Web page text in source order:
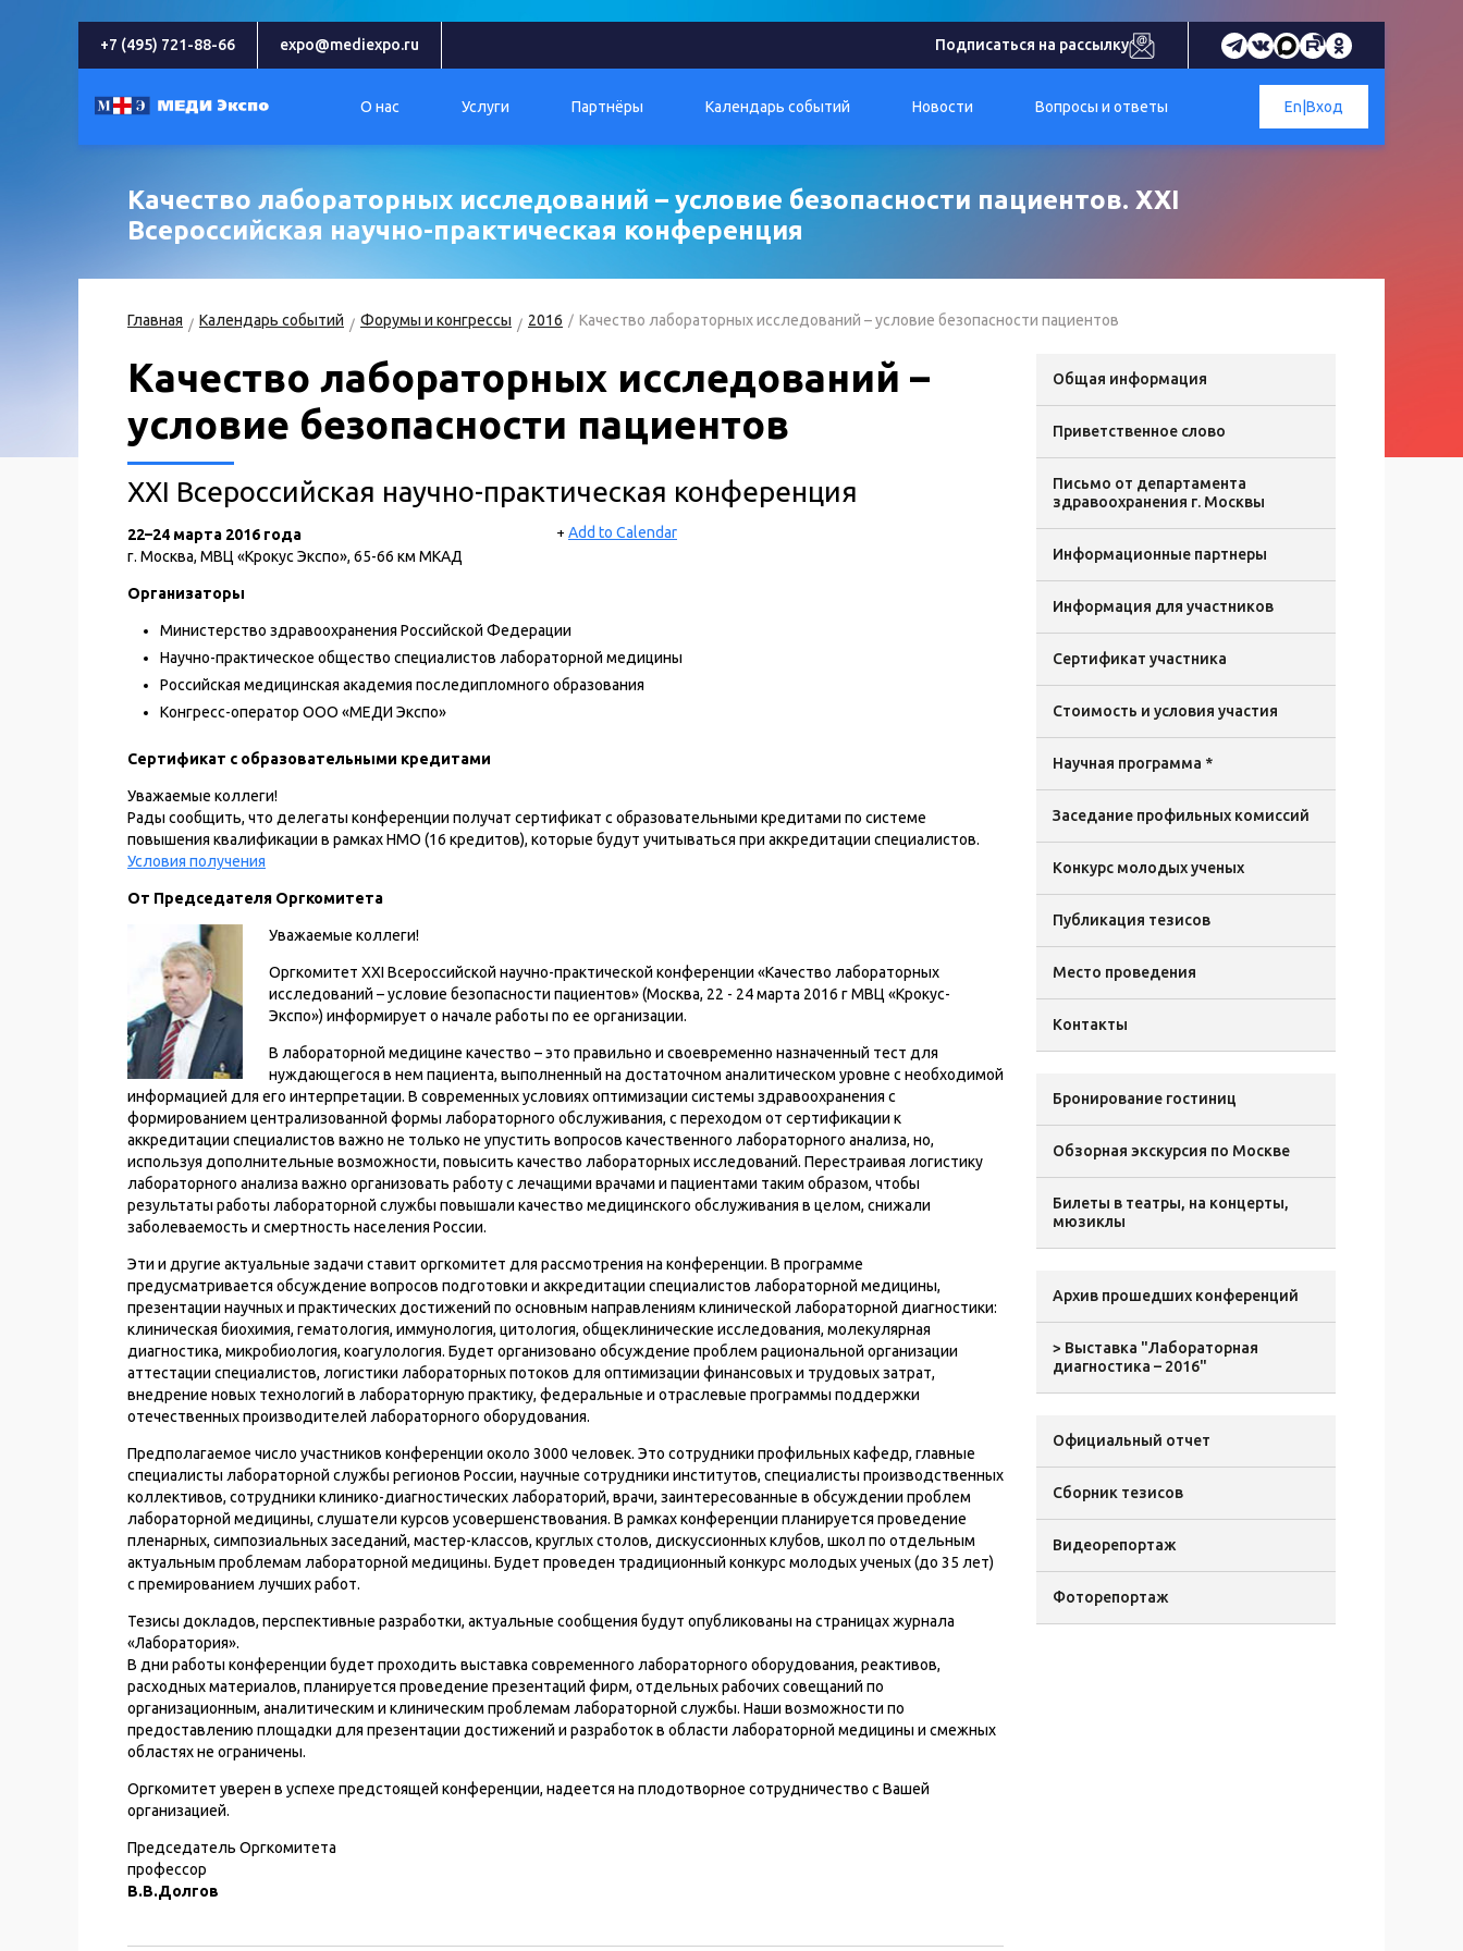
+7 (495) 721-88-66 expo@mediexpo.ru Подписаться на рассылку
О нас Услуги Партнёры Календарь событий Новости Вопросы и ответы Вход
En
Качество лабораторных исследований – условие безопасности пациентов. XXI
Всероссийская научно-практическая конференция
Главная Календарь событий Форумы и конгрессы 2016 Качество лабораторных исследований – условие безопасности пациентов
Качество лабораторных исследований –
условие безопасности пациентов
XXI Всероссийская научно-практическая конференция
+ Add to Calendar
22–24 марта 2016 года
г. Москва, МВЦ «Крокус Экспо», 65-66 км МКАД
Организаторы
Министерство здравоохранения Российской Федерации
Научно-практическое общество специалистов лабораторной медицины
Российская медицинская академия последипломного образования
Конгресс-оператор ООО «МЕДИ Экспо»
Сертификат с образовательными кредитами
Уважаемые коллеги!
Рады сообщить, что делегаты конференции получат сертификат с образовательными кредитами по системе
повышения квалификации в рамках НМО (16 кредитов), которые будут учитываться при аккредитации специалистов.
Условия получения
От Председателя Оргкомитета
Уважаемые коллеги!
Оргкомитет XXI Всероссийской научно-практической конференции «Качество лабораторных
исследований – условие безопасности пациентов» (Москва, 22 - 24 марта 2016 г МВЦ «Крокус-
Экспо») информирует о начале работы по ее организации.
В лабораторной медицине качество – это правильно и своевременно назначенный тест для
нуждающегося в нем пациента, выполненный на достаточном аналитическом уровне с необходимой
информацией для его интерпретации. В современных условиях оптимизации системы здравоохранения с
формированием централизованной формы лабораторного обслуживания, с переходом от сертификации к
аккредитации специалистов важно не только не упустить вопросов качественного лабораторного анализа, но,
используя дополнительные возможности, повысить качество лабораторных исследований. Перестраивая логистику
лабораторного анализа важно организовать работу с лечащими врачами и пациентами таким образом, чтобы
результаты работы лабораторной службы повышали качество медицинского обслуживания в целом, снижали
заболеваемость и смертность населения России.
Эти и другие актуальные задачи ставит оргкомитет для рассмотрения на конференции. В программе
предусматривается обсуждение вопросов подготовки и аккредитации специалистов лабораторной медицины,
презентации научных и практических достижений по основным направлениям клинической лабораторной диагностики:
клиническая биохимия, гематология, иммунология, цитология, общеклинические исследования, молекулярная
диагностика, микробиология, коагулология. Будет организовано обсуждение проблем рациональной организации
аттестации специалистов, логистики лабораторных потоков для оптимизации финансовых и трудовых затрат,
внедрение новых технологий в лабораторную практику, федеральные и отраслевые программы поддержки
отечественных производителей лабораторного оборудования.
Предполагаемое число участников конференции около 3000 человек. Это сотрудники профильных кафедр, главные
специалисты лабораторной службы регионов России, научные сотрудники институтов, специалисты производственных
коллективов, сотрудники клинико-диагностических лабораторий, врачи, заинтересованные в обсуждении проблем
лабораторной медицины, слушатели курсов усовершенствования. В рамках конференции планируется проведение
пленарных, симпозиальных заседаний, мастер-классов, круглых столов, дискуссионных клубов, школ по отдельным
актуальным проблемам лабораторной медицины. Будет проведен традиционный конкурс молодых ученых (до 35 лет)
с премированием лучших работ.
Тезисы докладов, перспективные разработки, актуальные сообщения будут опубликованы на страницах журнала
«Лаборатория».
В дни работы конференции будет проходить выставка современного лабораторного оборудования, реактивов,
расходных материалов, планируется проведение презентаций фирм, отдельных рабочих совещаний по
организационным, аналитическим и клиническим проблемам лабораторной службы. Наши возможности по
предоставлению площадки для презентации достижений и разработок в области лабораторной медицины и смежных
областях не ограничены.
Оргкомитет уверен в успехе предстоящей конференции, надеется на плодотворное сотрудничество с Вашей
организацией.
Председатель Оргкомитета
профессор
В.В.Долгов
Общая информация
Приветственное слово
Письмо от департамента
здравоохранения г. Москвы
Информационные партнеры
Информация для участников
Сертификат участника
Стоимость и условия участия
Научная программа *
Заседание профильных комиссий
Конкурс молодых ученых
Публикация тезисов
Место проведения
Контакты
Бронирование гостиниц
Обзорная экскурсия по Москве
Билеты в театры, на концерты,
мюзиклы
Архив прошедших конференций
> Выставка "Лабораторная
диагностика – 2016"
Официальный отчет
Сборник тезисов
Видеорепортаж
Фоторепортаж